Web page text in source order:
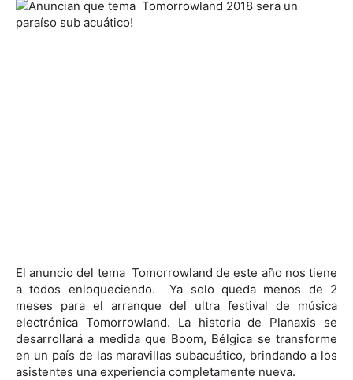
El anuncio del tema Tomorrowland de este año nos tiene
a todos enloqueciendo. Ya solo queda menos de 2
meses para el arranque del ultra festival de música
electrónica Tomorrowland. La historia de Planaxis se
desarrollará a medida que Boom, Bélgica se transforme
en un país de las maravillas subacuático, brindando a los
asistentes una experiencia completamente nueva.